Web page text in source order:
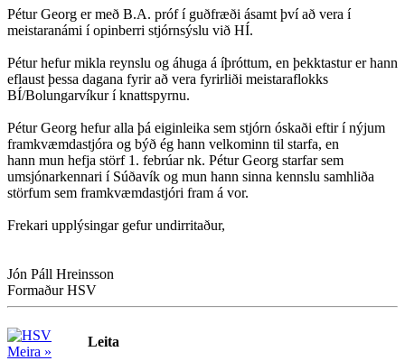
Pétur Georg er með B.A. próf í guðfræði ásamt því að vera í
meistaranámi í opinberri stjórnsýslu við HÍ.
Pétur hefur mikla reynslu og áhuga á íþróttum, en þekktastur er hann
eflaust þessa dagana fyrir að vera fyrirliði meistaraflokks
BÍ/Bolungarvíkur í knattspyrnu.
Pétur Georg hefur alla þá eiginleika sem stjórn óskaði eftir í nýjum
framkvæmdastjóra og býð ég hann velkominn til starfa, en
hann mun hefja störf 1. febrúar nk. Pétur Georg starfar sem
umsjónarkennari í Súðavík og mun hann sinna kennslu samhliða
störfum sem framkvæmdastjóri fram á vor.
Frekari upplýsingar gefur undirritaður,
Jón Páll Hreinsson
Formaður HSV
Leita
Meira »